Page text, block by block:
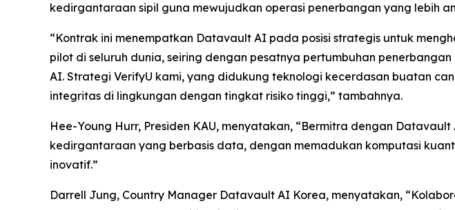
kedirgantaraan sipil guna mewujudkan operasi penerbangan yang lebih
“Kontrak ini menempatkan Datavault AI pada posisi strategis untuk
pilot di seluruh dunia, seiring dengan pesatnya pertumbuhan
AI. Strategi VerifyU kami, yang didukung teknologi kecerdasan buatan
integritas di lingkungan dengan tingkat risiko tinggi,” tambahnya.
Hee-Young Hurr, Presiden KAU, menyatakan, “Bermitra dengan
kedirgantaraan yang berbasis data, dengan memadukan komputasi
inovatif.”
Darrell Jung, Country Manager Datavault AI Korea, menyatakan,